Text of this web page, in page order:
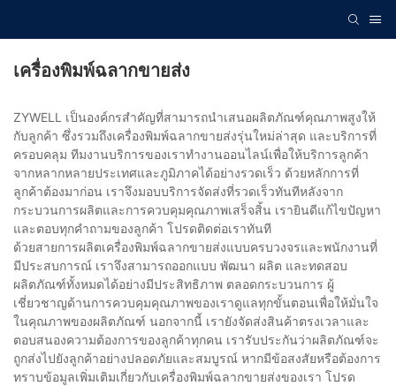
เครื่องพิมพ์ฉลากขายส่ง
ZYWELL เป็นองค์กรสำคัญที่สามารถนำเสนอผลิตภัณฑ์คุณภาพสูงให้
กับลูกค้า ซึ่งรวมถึงเครื่องพิมพ์ฉลากขายส่งรุ่นใหม่ล่าสุด และบริการที่
ครอบคลุม ทีมงานบริการของเราทำงานออนไลน์เพื่อให้บริการลูกค้า
จากหลากหลายประเทศและภูมิภาคได้อย่างรวดเร็ว ด้วยหลักการที่
ลูกค้าต้องมาก่อน เราจึงมอบบริการจัดส่งที่รวดเร็วทันทีหลังจาก
กระบวนการผลิตและการควบคุมคุณภาพเสร็จสิ้น เรายินดีแก้ไขปัญหา
และตอบทุกคำถามของลูกค้า โปรดติดต่อเราทันที
ด้วยสายการผลิตเครื่องพิมพ์ฉลากขายส่งแบบครบวงจรและพนักงานที่
มีประสบการณ์ เราจึงสามารถออกแบบ พัฒนา ผลิต และทดสอบ
ผลิตภัณฑ์ทั้งหมดได้อย่างมีประสิทธิภาพ ตลอดกระบวนการ ผู้
เชี่ยวชาญด้านการควบคุมคุณภาพของเราดูแลทุกขั้นตอนเพื่อให้มั่นใจ
ในคุณภาพของผลิตภัณฑ์ นอกจากนี้ เรายังจัดส่งสินค้าตรงเวลาและ
ตอบสนองความต้องการของลูกค้าทุกคน เรารับประกันว่าผลิตภัณฑ์จะ
ถูกส่งไปยังลูกค้าอย่างปลอดภัยและสมบูรณ์ หากมีข้อสงสัยหรือต้องการ
ทราบข้อมูลเพิ่มเติมเกี่ยวกับเครื่องพิมพ์ฉลากขายส่งของเรา โปรด